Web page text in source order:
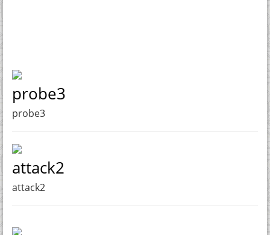
probe3
probe3
attack2
attack2